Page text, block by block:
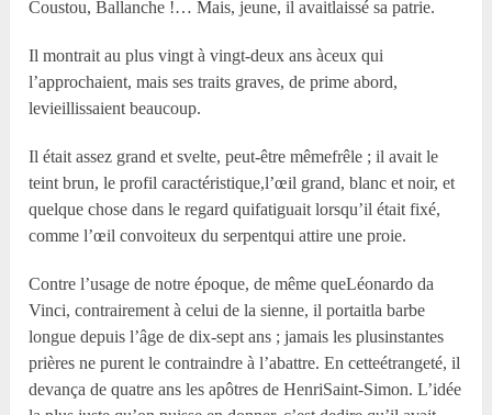
Coustou, Ballanche !… Mais, jeune, il avaitlaissé sa patrie.
Il montrait au plus vingt à vingt-deux ans àceux qui
l’approchaient, mais ses traits graves, de prime abord,
levieillissaient beaucoup.
Il était assez grand et svelte, peut-être mêmefrêle ; il avait le
teint brun, le profil caractéristique,l’œil grand, blanc et noir, et
quelque chose dans le regard quifatiguait lorsqu’il était fixé,
comme l’œil convoiteux du serpentqui attire une proie.
Contre l’usage de notre époque, de même queLéonardo da
Vinci, contrairement à celui de la sienne, il portaitla barbe
longue depuis l’âge de dix-sept ans ; jamais les plusinstantes
prières ne purent le contraindre à l’abattre. En cetteétrangeté, il
devança de quatre ans les apôtres de HenriSaint-Simon. L’idée